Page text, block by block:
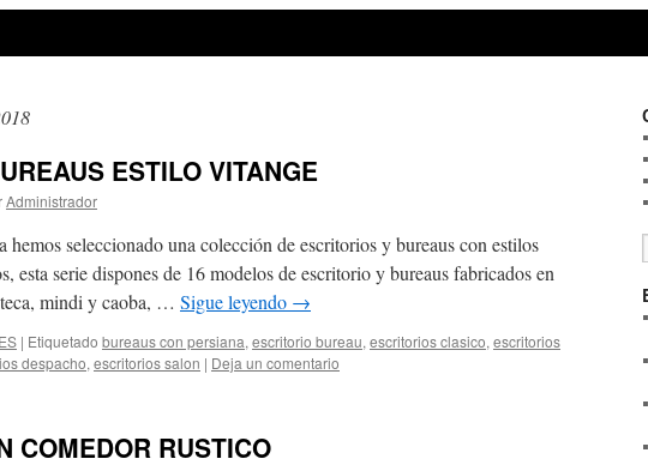
ESTILO VITANGE
Administrador
hemos seleccionado una colección de escritorios y bureaus con estilos
esta serie dispones de 16 modelos de escritorio y bureaus fabricados en
mindi y caoba, … Sigue leyendo →
| Etiquetado bureaus con persiana, escritorio bureau, escritorios clasico, escritorios
despacho, escritorios salon | Deja un comentario
COMEDOR RUSTICO